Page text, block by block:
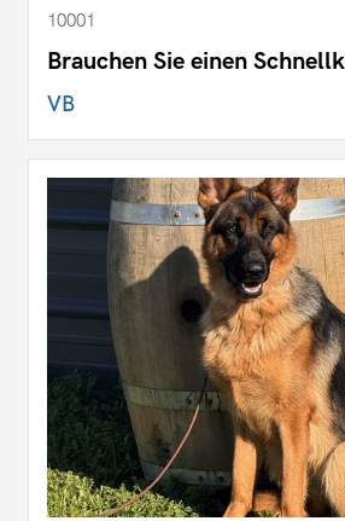
10001
Brauchen Sie einen
VB